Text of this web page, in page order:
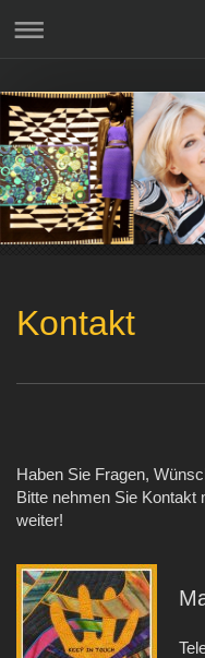
Kontakt
Haben Sie Fragen,
Bitte nehmen Sie Kontakt
weiter!